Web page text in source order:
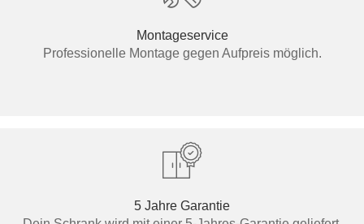
Montageservice
Professionelle Montage gegen Aufpreis möglich.
5 Jahre Garantie